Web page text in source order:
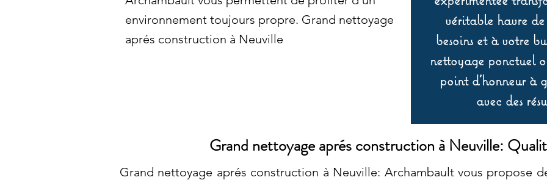
environnement toujours propre. Grand nettoyage
aprés construction à Neuville
véritable havre
besoins et à votre
nettoyage ponctuel
point d’honneur à
avec des
Grand nettoyage aprés construction à Neuville:
Grand nettoyage aprés construction à Neuville: Archambault vous propose